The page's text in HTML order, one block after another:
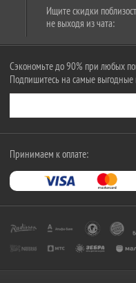
Ищите скидки
не выходя из чата:
Сэкономьте до 90% при любых
Подпишитесь на самые
Принимаем к оплате: